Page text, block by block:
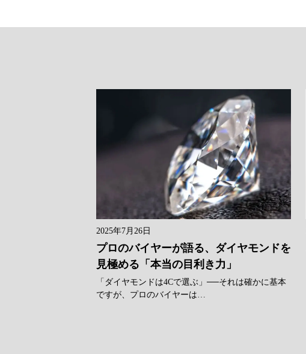
2025年7月26日
プロのバイヤーが語る、ダイヤモンドを
見極める「本当の目利き力」
「ダイヤモンドは4Cで選ぶ」──それは確かに基本
ですが、プロのバイヤーは…